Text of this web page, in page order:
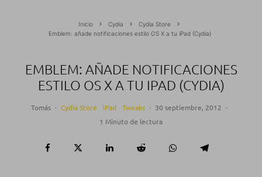
Inicio Cydia
Cydia Store
Emblem: añade notificaciones estilo OS X a tu iPad (Cydia)
EMBLEM: AÑADE NOTIFICACIONES
ESTILO OS X A TU IPAD (CYDIA)
Tomás · Cydia Store iPad Tweaks · 30 septiembre, 2012 ·
1 Minuto de lectura